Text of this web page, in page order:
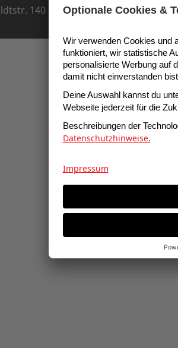
140 - 144 • 51149 Köln,